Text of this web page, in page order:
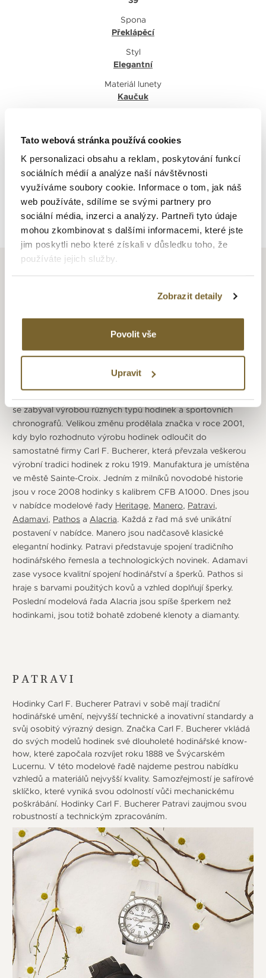
Tato webová stránka používá cookies
K personalizaci obsahu a reklam, poskytování funkcí
sociálních médií a analýze naší návštěvnosti
využíváme soubory cookie. Informace o tom, jak náš
web používáte, sdílíme se svými partnery pro
sociální média, inzerci a analýzy. Partneři tyto údaje
mohou zkombinovat s dalšími informacemi, které jste
jim poskytli nebo které získali v důsledku toho, že
používáte jejich služby.
Zobrazit detaily
Povolit vše
Upravit
Spona
Překlápěcí
Styl
Elegantní
Materiál lunety
Kaučuk
Zpět na výpis
CARL F. BUCHERER
založil zlatnictví a hodinářství Bucherer ve švýcarském
Lucernu. Jeho dva synové pokračovali ve stopách svého
se zabýval výrobou různých typů hodinek a sportovních
chronografů. Velikou změnu prodělala značka v roce 2001,
kdy bylo rozhodnuto výrobu hodinek odloučit do
samostatné firmy Carl F. Bucherer, která převzala veškerou
výrobní tradici hodinek z roku 1919. Manufaktura je umístěna
ve městě Sainte-Croix. Jedním z milníků novodobé historie
jsou v roce 2008 hodinky s kalibrem CFB A1000. Dnes jsou
v nabídce modelové řady Heritage, Manero, Patravi,
Adamavi, Pathos a Alacria. Každá z řad má své unikátní
postavení v nabídce. Manero jsou nadčasově klasické
elegantní hodinky. Patravi představuje spojení tradičního
hodinářského řemesla a technologických novinek. Adamavi
zase vysoce kvalitní spojení hodinářství a šperků. Pathos si
hraje s barvami použitých kovů a vzhled doplňují šperky.
Poslední modelová řada Alacria jsou spíše šperkem než
hodinkami, jsou totiž bohatě zdobené klenoty a diamanty.
PATRAVI
Hodinky Carl F. Bucherer Patravi v sobě mají tradiční
hodinářské umění, nejvyšší technické a inovativní standardy a
svůj osobitý výrazný design. Značka Carl F. Bucherer vkládá
do svých modelů hodinek své dlouholeté hodinářské know-
how, které započala rozvíjet roku 1888 ve Švýcarském
Lucernu. V této modelové řadě najdeme pestrou nabídku
vzhledů a materiálů nejvyšší kvality. Samozřejmostí je safírové
sklíčko, které vyniká svou odolností vůči mechanickému
poškrábání. Hodinky Carl F. Bucherer Patravi zaujmou svou
robustností a technickým zpracováním.